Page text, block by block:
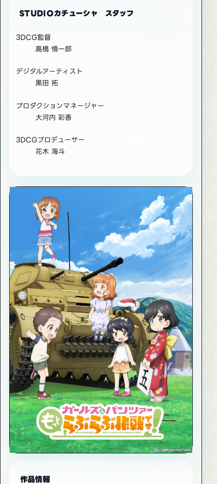
STUDIOカチューシャ スタッフ
3DCG監督
髙橋 慎一郎
デジタルアーティスト
黒田 拓
プロダクションマネージャー
大河内 彩香
3DCGプロデューサー
花木 海斗
作品情報